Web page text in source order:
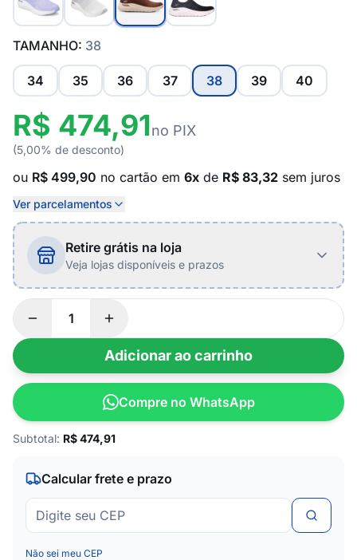
TAMANHO: 38
34 35 36 37 38 39 40
R$ 474,91no PIX
(5,00% de desconto)
ou R$ 499,90 no cartão em 6x de R$ 83,32 sem juros
Ver parcelamentos
Retire grátis na loja
Veja lojas disponíveis e prazos
Adicionar ao carrinho
Compre no WhatsApp
Subtotal: R$474,91
Calcular frete e prazo
Não sei meu CEP